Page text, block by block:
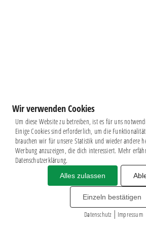
Impressum|Datenschutz
BSG CHEMIE LEIPZIG © 2026
MITGLIEDERZAHL: 2.816
webdesign by3W
Wir verwenden Cookies
Um diese Website zu betreiben, ist es für uns
Einige Cookies sind erforderlich, um die
brauchen wir für unsere Statistik und wieder andere
Werbung anzuzeigen, die dich interessiert. Mehr
Datenschutzerklärung.
Alles zulassen
Einzeln bestätigen
Datenschutz | Impressum